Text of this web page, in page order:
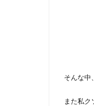
そんな中
また私ク